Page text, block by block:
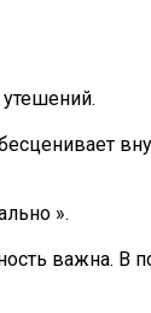
».
важна. В